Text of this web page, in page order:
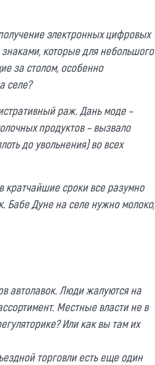
электронных цифровых
которые для небольшого
за столом, особенно
селе?
раж. Дань моде –
продуктов – вызвало
до увольнения) во всех
кратчайшие сроки все разумно
Бабе Дуне на селе нужно молоко,
автолавок. Люди жалуются на
Местные власти не в
Или как вы там их
торговли есть еще один